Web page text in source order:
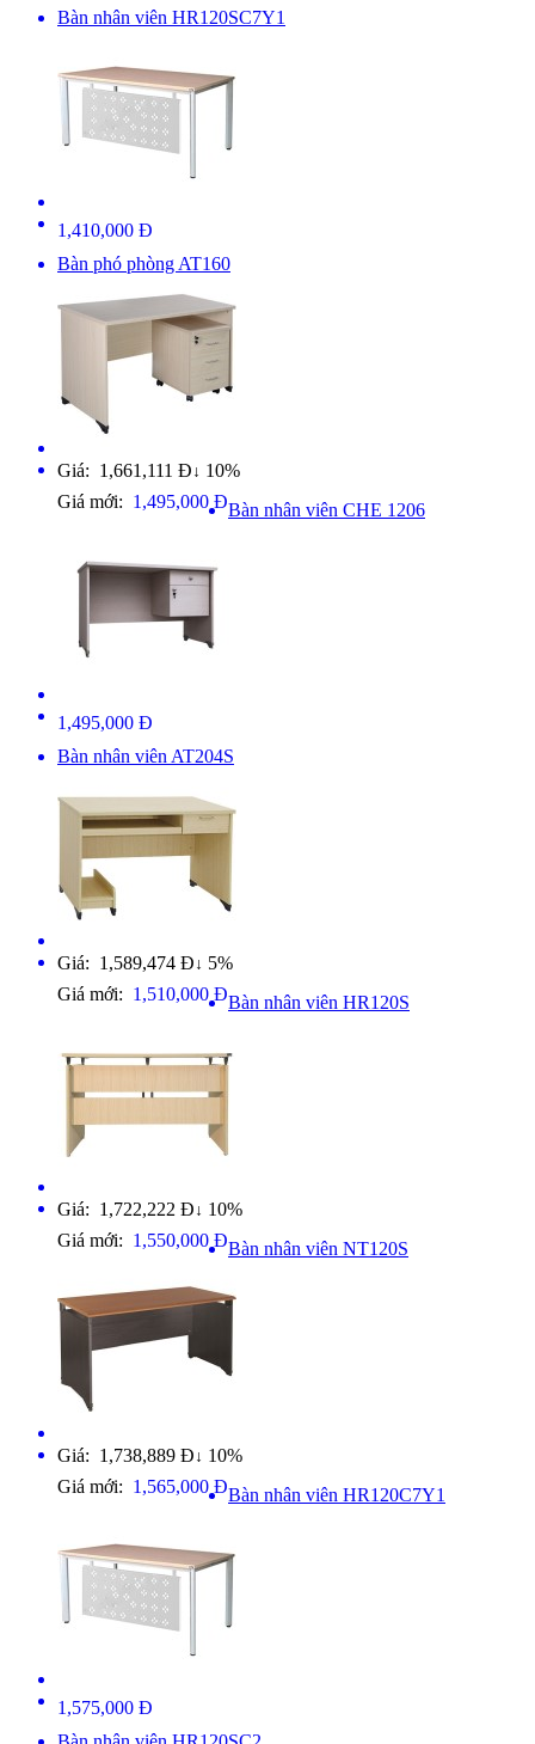
Bàn nhân viên HR120SC7Y1
1,410,000 Đ
Bàn phó phòng AT160
Giá: 1,661,111 Đ ↓ 10%
Giá mới: 1,495,000 ĐBàn nhân viên CHE 1206
1,495,000 Đ
Bàn nhân viên AT204S
Giá: 1,589,474 Đ ↓ 5%
Giá mới: 1,510,000 ĐBàn nhân viên HR120S
Giá: 1,722,222 Đ ↓ 10%
Giá mới: 1,550,000 ĐBàn nhân viên NT120S
Giá: 1,738,889 Đ ↓ 10%
Giá mới: 1,565,000 ĐBàn nhân viên HR120C7Y1
1,575,000 Đ